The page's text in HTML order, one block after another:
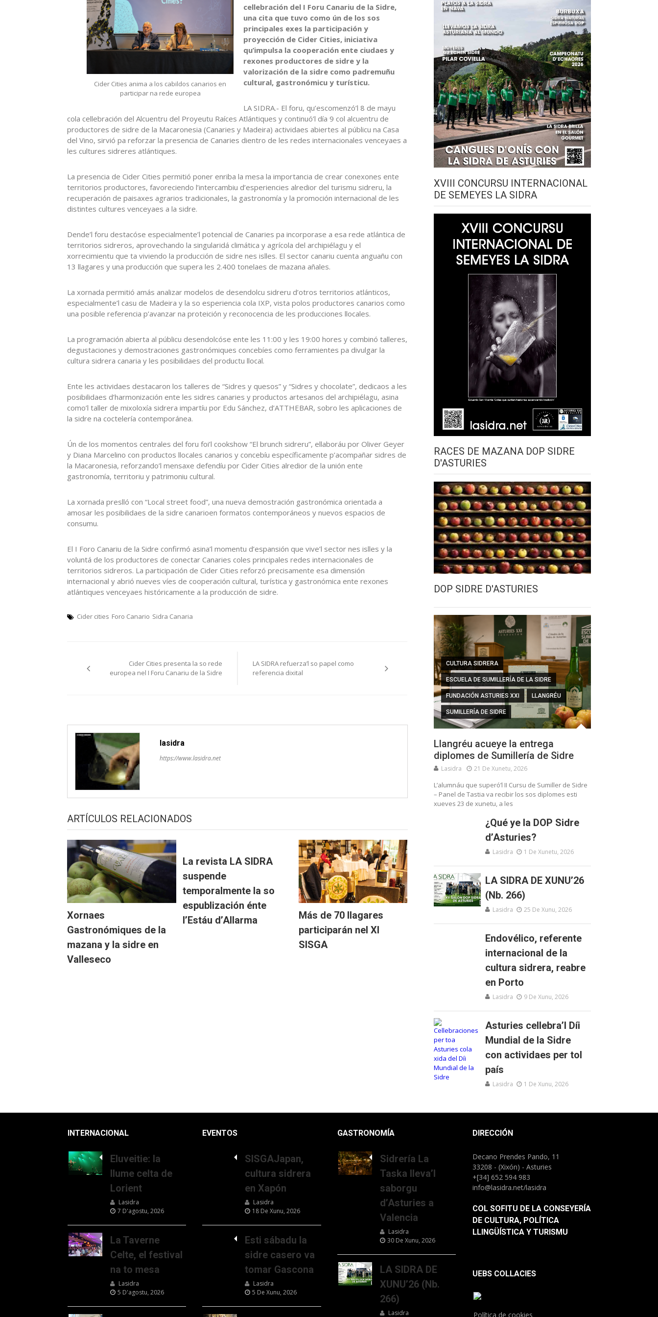
Cider Cities anima a los cabildos canarios en
participar na rede europea
cellebración del I Foru Canariu de la Sidre,
una cita que tuvo como ún de los sos
principales exes la participación y
proyección de Cider Cities, iniciativa
qu’impulsa la cooperación ente ciudaes y
rexones productores de sidre y la
valorización de la sidre como padremuñu
cultural, gastronómicu y turísticu.
LA SIDRA.- El foru, qu’escomenzó’l 8 de mayu
cola cellebración del Alcuentru del Proyeutu Raíces Atlántiques y continuó’l día 9 col alcuentru de
productores de sidre de la Macaronesia (Canaries y Madeira) actividaes abiertes al públicu na Casa
del Vino, sirvió pa reforzar la presencia de Canaries dientro de les redes internacionales venceyaes a
les cultures sidreres atlántiques.
La presencia de Cider Cities permitió poner enriba la mesa la importancia de crear conexones ente
territorios productores, favoreciendo l’intercambiu d’esperiencies alredior del turismu sidreru, la
recuperación de paisaxes agrarios tradicionales, la gastronomía y la promoción internacional de les
distintes cultures venceyaes a la sidre.
Dende’l foru destacóse especialmente’l potencial de Canaries pa incorporase a esa rede atlántica de
territorios sidreros, aprovechando la singularidá climática y agrícola del archipiélagu y el
xorrecimientu que ta viviendo la producción de sidre nes islles. El sector canariu cuenta anguañu con
13 llagares y una producción que supera les 2.400 tonelaes de mazana añales.
La xornada permitió amás analizar modelos de desendolcu sidreru d’otros territorios atlánticos,
especialmente’l casu de Madeira y la so esperiencia cola IXP, vista polos productores canarios como
una posible referencia p’avanzar na proteición y reconocencia de les producciones llocales.
La programación abierta al públicu desendolcóse ente les 11:00 y les 19:00 hores y combinó talleres,
degustaciones y demostraciones gastronómiques concebíes como ferramientes pa divulgar la
cultura sidrera canaria y les posibilidaes del productu llocal.
Ente les actividaes destacaron los talleres de “Sidres y quesos” y “Sidres y chocolate”, dedicaos a les
posibilidaes d’harmonización ente les sidres canaries y productos artesanos del archipiélagu, asina
como’l taller de mixoloxía sidrera impartíu por Edu Sánchez, d’ATTHEBAR, sobro les aplicaciones de
la sidre na coctelería contemporánea.
Ún de los momentos centrales del foru foi’l cookshow “El brunch sidreru”, ellaboráu por Oliver Geyer
y Diana Marcelino con productos llocales canarios y concebíu específicamente p’acompañar sidres de
la Macaronesia, reforzando’l mensaxe defendíu por Cider Cities alredior de la unión ente
gastronomía, territoriu y patrimoniu cultural.
La xornada preslló con “Local street food”, una nueva demostración gastronómica orientada a
amosar les posibilidaes de la sidre canarioen formatos contemporáneos y nuevos espacios de
consumu.
El I Foro Canariu de la Sidre confirmó asina’l momentu d’espansión que vive’l sector nes islles y la
voluntá de los productores de conectar Canaries coles principales redes internacionales de
territorios sidreros. La participación de Cider Cities reforzó precisamente esa dimensión
internacional y abrió nueves víes de cooperación cultural, turística y gastronómica ente rexones
atlántiques venceyaes históricamente a la producción de sidre.
Cider cities Foro Canario Sidra Canaria
pelos
Cider Cities presenta la so rede
europea nel I Foru Canariu de la Sidre
LA SIDRA refuerza’l so papel como
referencia dixital
lasidra
https://www.lasidra.net
ARTÍCULOS RELACIONADOS
Xornaes
Gastronómiques de la
mazana y la sidre en
Valleseco
La revista LA SIDRA
suspende
temporalmente la so
espublización énte
l’Estáu d’Allarma
Más de 70 llagares
participarán nel XI
SISGA
XVIII CONCURSU INTERNACIONAL
DE SEMEYES LA SIDRA
RACES DE MAZANA DOP SIDRE
D'ASTURIES
DOP SIDRE D'ASTURIES
CULTURA SIDRERA
ESCUELA DE SUMILLERÍA DE LA SIDRE
FUNDACIÓN ASTURIES XXI LLANGRÉU
SUMILLERÍA DE SIDRE
Llangréu acueye la entrega
diplomes de Sumillería de Sidre
Lasidra 21 De Xunetu, 2026
L’alumnáu que superó’l II Cursu de Sumiller de Sidre
– Panel de Tastia va recibir los sos diplomes esti
xueves 23 de xunetu, a les
¿Qué ye la DOP Sidre
d’Asturies?
Lasidra 1 De Xunetu, 2026
LA SIDRA DE XUNU’26
(Nb. 266)
Lasidra 25 De Xunu, 2026
Endovélico, referente
internacional de la
cultura sidrera, reabre
en Porto
Lasidra 9 De Xunu, 2026
Asturies cellebra’l Díi
Mundial de la Sidre
con actividaes per tol
país
Lasidra 1 De Xunu, 2026
INTERNACIONAL
Eluveitie: la
llume celta de
Lorient
Lasidra
7 D'agostu, 2026
La Taverne
Celte, el festival
na to mesa
Lasidra
5 D'agostu, 2026
EVENTOS
SISGAJapan,
cultura sidrera
en Xapón
Lasidra
18 De Xunu, 2026
Esti sábadu la
sidre casero va
tomar Gascona
Lasidra
5 De Xunu, 2026
GASTRONOMÍA
Sidrería La
Taska lleva’l
saborgu
d’Asturies a
Valencia
Lasidra
30 De Xunu, 2026
LA SIDRA DE
XUNU’26 (Nb.
266)
Lasidra
DIRECCIÓN
Decano Prendes Pando, 11
33208 - (Xixón) - Asturies
+[34] 652 594 983
info@lasidra.net/lasidra
COL SOFITU DE LA CONSEYERÍA
DE CULTURA, POLÍTICA
LLINGÜÍSTICA Y TURISMU
UEBS COLLACIES
Política de cookies